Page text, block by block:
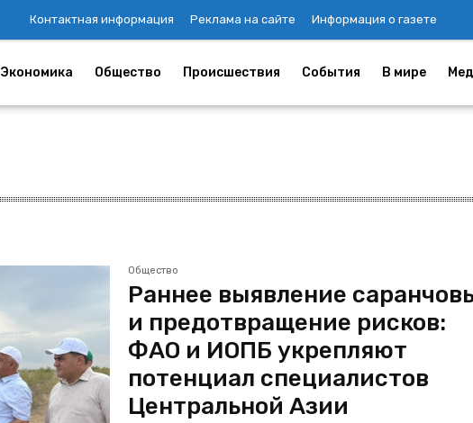
Контактная информация Реклама на сайте Информация о газете
Экономика Общество Происшествия События В мире
Общество
Раннее выявление
и предотвращение рисков:
ФАО и ИОПБ укрепляют
потенциал специалистов
Центральной Азии